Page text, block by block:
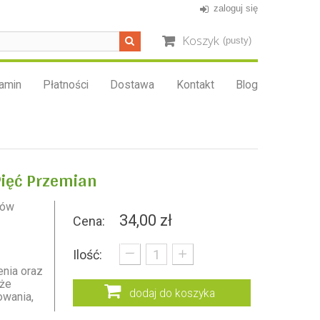
zaloguj się
Koszyk (pusty)
Płatności Dostawa Kontakt Blog
Przemian
oraz
Cena: 34,00 zł
Ilość:
_ +
dodaj do koszyka